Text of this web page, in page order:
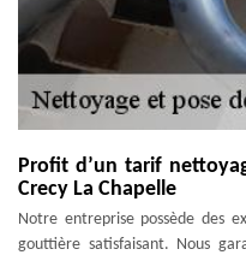
Profit d’un tarif
Crecy La Chapelle
Notre entreprise possède des
gouttière satisfaisant. Nous